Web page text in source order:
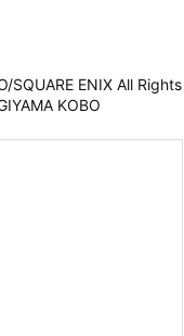
SQUARE ENIX All Rights
KOBO